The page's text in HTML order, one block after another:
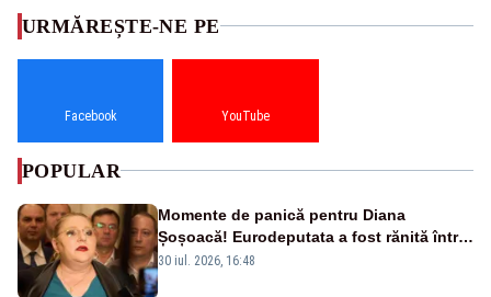
URMĂREȘTE-NE PE
Facebook YouTube
POPULAR
Momente de panică pentru Diana
Șoșoacă! Eurodeputata a fost rănită într-
un accident rutier
30 iul. 2026, 16:48